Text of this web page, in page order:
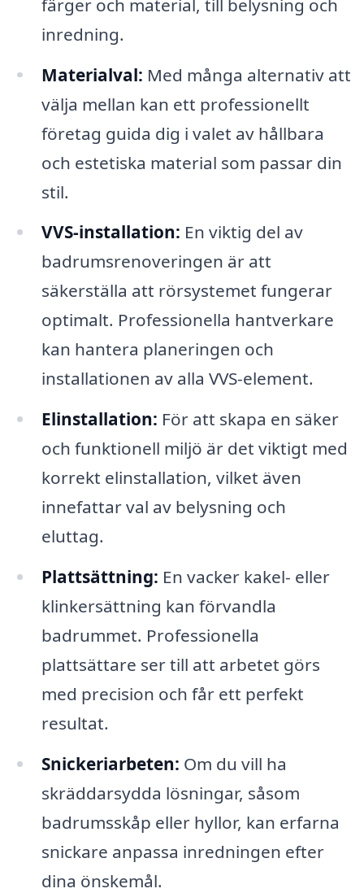
färger och material, till belysning och
inredning.
Materialval: Med många alternativ att
välja mellan kan ett professionellt
företag guida dig i valet av hållbara
och estetiska material som passar din
stil.
VVS-installation: En viktig del av
badrumsrenoveringen är att
säkerställa att rörsystemet fungerar
optimalt. Professionella hantverkare
kan hantera planeringen och
installationen av alla VVS-element.
Elinstallation: För att skapa en säker
och funktionell miljö är det viktigt med
korrekt elinstallation, vilket även
innefattar val av belysning och
eluttag.
Plattsättning: En vacker kakel- eller
klinkersättning kan förvandla
badrummet. Professionella
plattsättare ser till att arbetet görs
med precision och får ett perfekt
resultat.
Snickeriarbeten: Om du vill ha
skräddarsydda lösningar, såsom
badrumsskåp eller hyllor, kan erfarna
snickare anpassa inredningen efter
dina önskemål.